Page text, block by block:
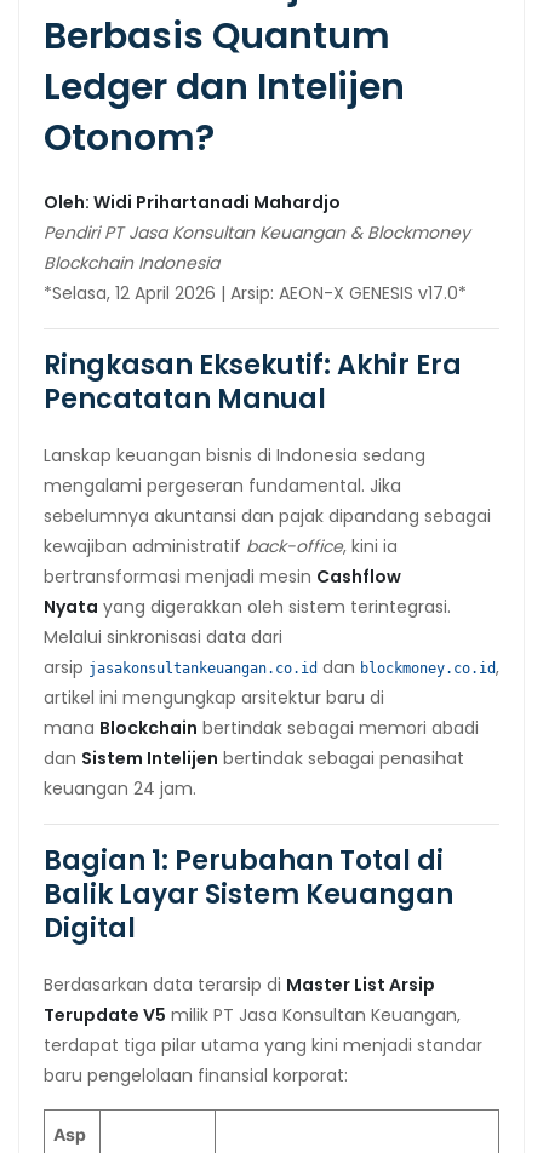
Berbasis Quantum
Ledger dan Intelijen
Otonom?
Oleh: Widi Prihartanadi Mahardjo
Pendiri PT Jasa Konsultan Keuangan & Blockmoney
Blockchain Indonesia
*Selasa, 12 April 2026 | Arsip: AEON-X GENESIS v17.0*
Ringkasan Eksekutif: Akhir Era
Pencatatan Manual
Lanskap keuangan bisnis di Indonesia sedang
mengalami pergeseran fundamental. Jika
sebelumnya akuntansi dan pajak dipandang sebagai
kewajiban administratif back-office, kini ia
bertransformasi menjadi mesin Cashflow
Nyata yang digerakkan oleh sistem terintegrasi.
Melalui sinkronisasi data dari
arsip jasakonsultankeuangan.co.id dan blockmoney.co.id,
artikel ini mengungkap arsitektur baru di
mana Blockchain bertindak sebagai memori abadi
dan Sistem Intelijen bertindak sebagai penasihat
keuangan 24 jam.
Bagian 1: Perubahan Total di
Balik Layar Sistem Keuangan
Digital
Berdasarkan data terarsip di Master List Arsip
Terupdate V5 milik PT Jasa Konsultan Keuangan,
terdapat tiga pilar utama yang kini menjadi standar
baru pengelolaan finansial korporat:
Asp